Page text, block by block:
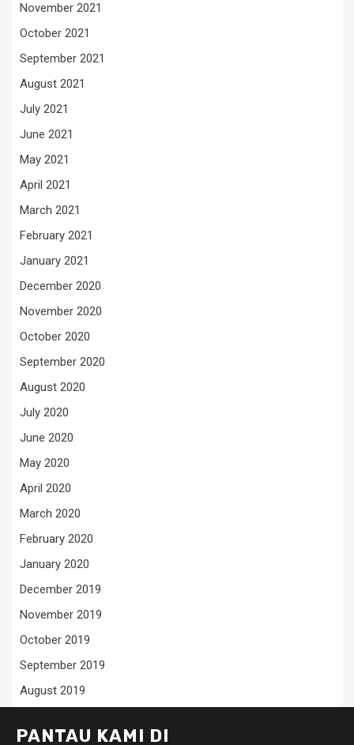
November 2021
October 2021
September 2021
August 2021
July 2021
June 2021
May 2021
April 2021
March 2021
February 2021
January 2021
December 2020
November 2020
October 2020
September 2020
August 2020
July 2020
June 2020
May 2020
April 2020
March 2020
February 2020
January 2020
December 2019
November 2019
October 2019
September 2019
August 2019
PANTAU KAMI DI